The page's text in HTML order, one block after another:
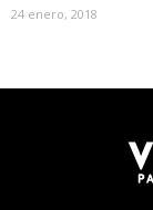
24 enero, 2018